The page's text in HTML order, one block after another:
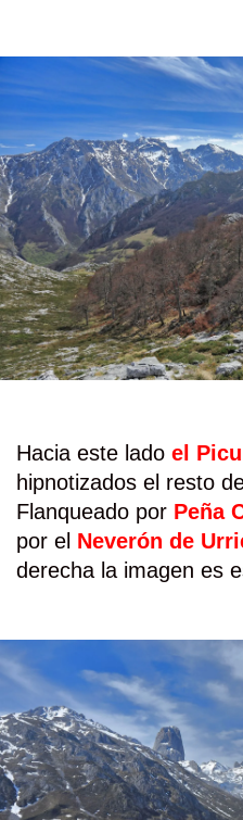
Hacia este lado el Picu
hipnotizados el resto
Flanqueado por Peña
por el Neverón de
derecha la imagen es